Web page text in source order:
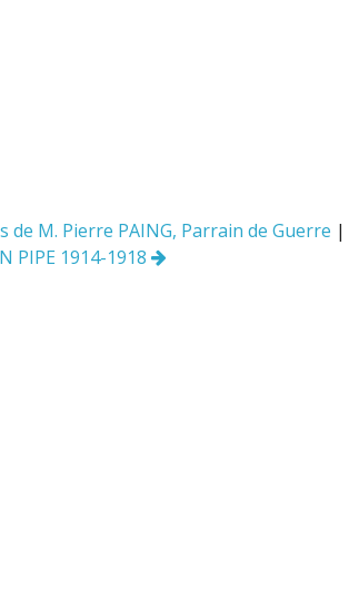
de M. Pierre PAING, Parrain de Guerre |
PIPE 1914-1918